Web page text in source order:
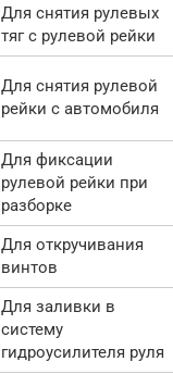
Для снятия рулевых
тяг с рулевой рейки
Для снятия рулевой
рейки с автомобиля
Для фиксации
рулевой рейки при
разборке
Для откручивания
винтов
Для заливки в
систему
гидроусилителя руля